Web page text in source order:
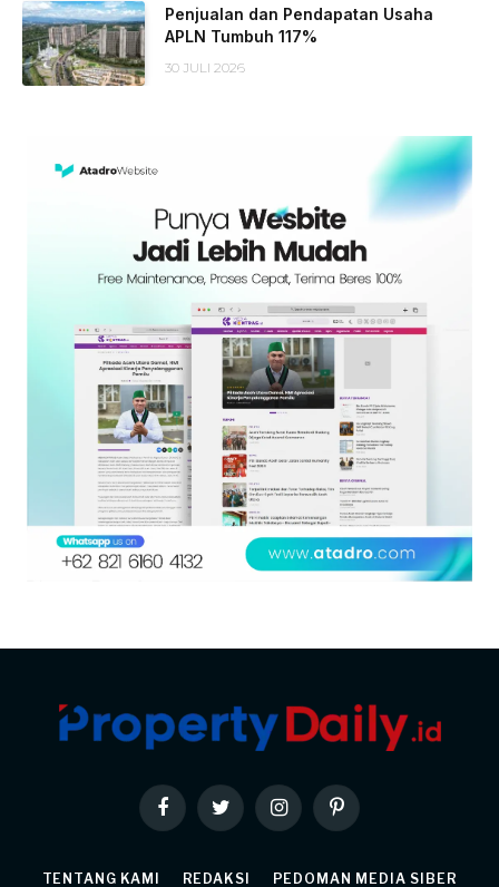
Penjualan dan Pendapatan Usaha
APLN Tumbuh 117%
30 JULI 2026
FacebookTwitter InstagramPinterest
TENTANG KAMI REDAKSI PEDOMAN MEDIA SIBER